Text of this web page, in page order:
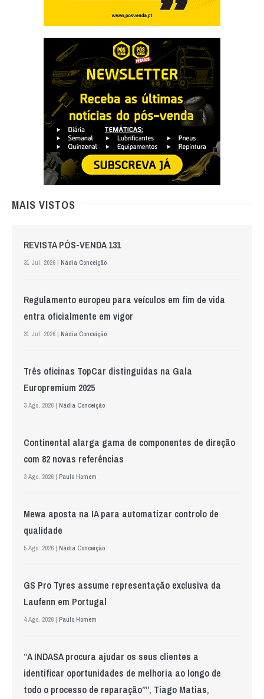
MAIS VISTOS
REVISTA PÓS-VENDA 131
31 Jul. 2026 | Nádia Conceição
Regulamento europeu para veículos em fim de vida
entra oficialmente em vigor
31 Jul. 2026 | Nádia Conceição
Três oficinas TopCar distinguidas na Gala
Europremium 2025
3 Ago. 2026 | Nádia Conceição
Continental alarga gama de componentes de direção
com 82 novas referências
3 Ago. 2026 | Paulo Homem
Mewa aposta na IA para automatizar controlo de
qualidade
5 Ago. 2026 | Nádia Conceição
GS Pro Tyres assume representação exclusiva da
Laufenn em Portugal
4 Ago. 2026 | Paulo Homem
“A INDASA procura ajudar os seus clientes a
identificar oportunidades de melhoria ao longo de
todo o processo de reparação””, Tiago Matias,